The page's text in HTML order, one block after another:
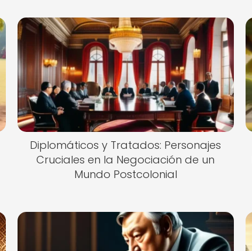
Diplomáticos y Tratados: Personajes
Cruciales en la Negociación de un
Mundo Postcolonial